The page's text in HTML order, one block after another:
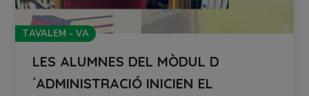
TAVALEM - VA
LES ALUMNES DEL MÒDUL D
´ADMINISTRACIÓ INICIEN EL